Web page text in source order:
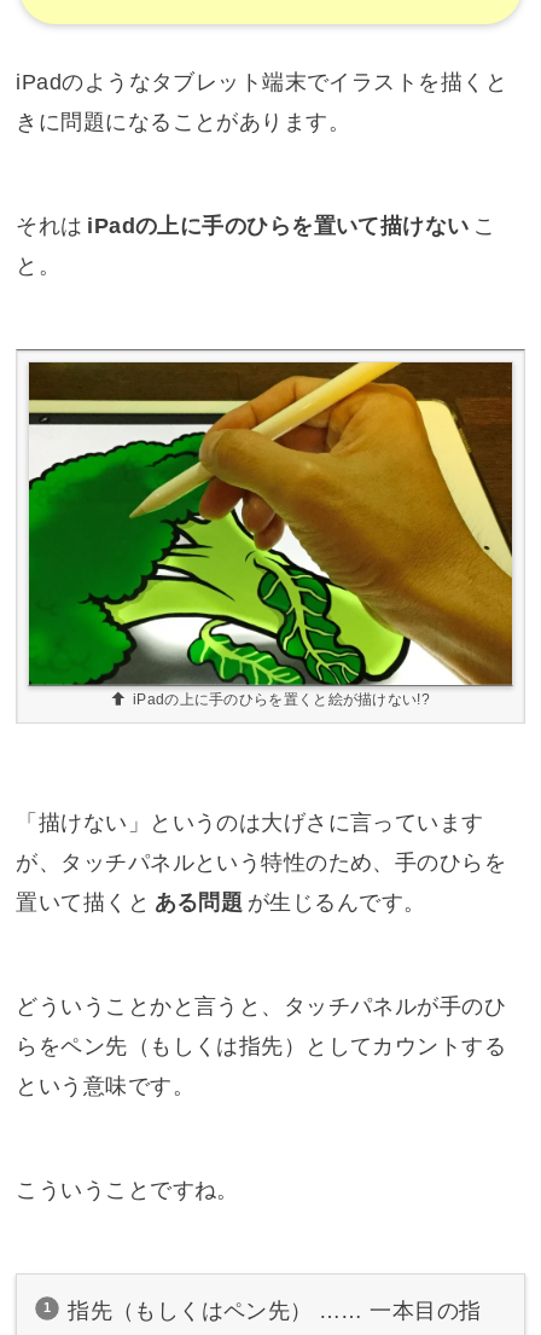
iPadのようなタブレット端末でイラストを描くと
きに問題になることがあります。
それは iPadの上に手のひらを置いて描けない こ
と。
iPadの上に手のひらを置くと絵が描けない!?
「描けない」というのは大げさに言っています
が、タッチパネルという特性のため、手のひらを
置いて描くと ある問題 が生じるんです。
どういうことかと言うと、タッチパネルが手のひ
らをペン先（もしくは指先）としてカウントする
という意味です。
こういうことですね。
指先（もしくはペン先） …… 一本目の指